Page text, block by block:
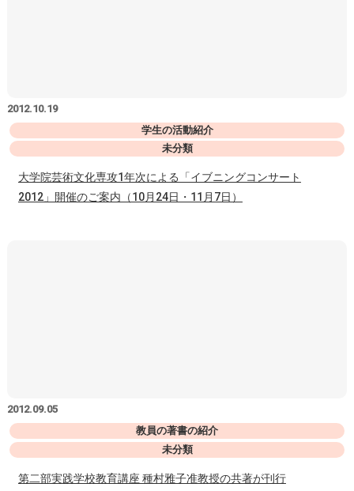
2012.10.19
学生の活動紹介
未分類
大学院芸術文化専攻1年次による「イブニングコンサート
2012」開催のご案内（10月24日・11月7日）
2012.09.05
教員の著書の紹介
未分類
第二部実践学校教育講座 種村雅子准教授の共著が刊行